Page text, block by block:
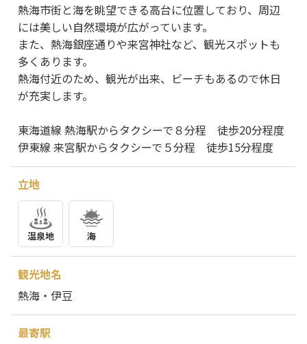
熱海市街と海を眺望できる高台に位置しており、周辺
には美しい自然環境が広がっています。
また、熱海銀座通りや来宮神社など、観光スポットも
多くあります。
熱海付近のため、観光が出来、ビーチもあるので休日
が充実します。
東海道線 熱海駅からタクシーで８分程 徒歩20分程度
伊東線 来宮駅からタクシーで５分程 徒歩15分程度
立地
温泉地 海
観光地名
熱海・伊豆
最寄駅